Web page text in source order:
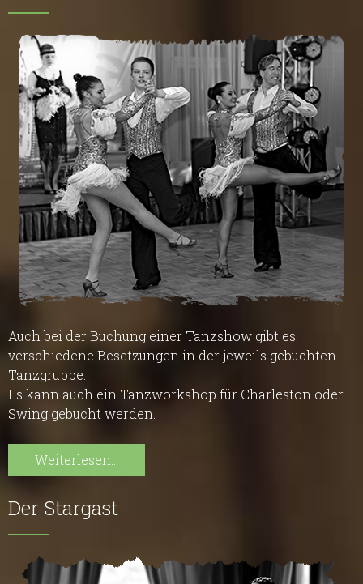
Auch bei der Buchung einer Tanzshow gibt es
verschiedene Besetzungen in der jeweils gebuchten
Tanzgruppe.
Es kann auch ein Tanzworkshop für Charleston oder
Swing gebucht werden.
Weiterlesen...
Der Stargast